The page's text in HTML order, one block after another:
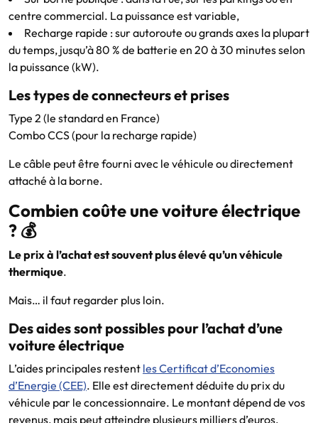
centre commercial. La puissance est variable,
Recharge rapide : sur autoroute ou grands axes la plupart
du temps, jusqu’à 80 % de batterie en 20 à 30 minutes selon
la puissance (kW).
Les types de connecteurs et prises
Type 2 (le standard en France)
Combo CCS (pour la recharge rapide)
Le câble peut être fourni avec le véhicule ou directement
attaché à la borne.
Combien coûte une voiture électrique
? 💰
Le prix à l’achat est souvent plus élevé qu’un véhicule
thermique.
Mais… il faut regarder plus loin.
Des aides sont possibles pour l’achat d’une
voiture électrique
L’aides principales restent les Certificat d’Economies
d’Energie (CEE). Elle est directement déduite du prix du
véhicule par le concessionnaire. Le montant dépend de vos
revenus, mais peut atteindre plusieurs milliers d’euros.